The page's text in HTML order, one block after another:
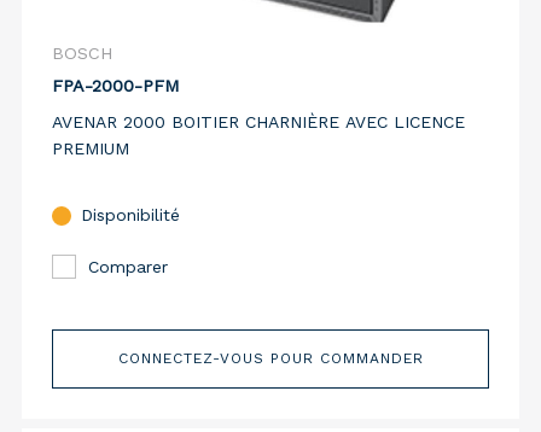
BOSCH
FPA-2000-PFM
AVENAR 2000 BOITIER CHARNIÈRE AVEC LICENCE
PREMIUM
Disponibilité
Comparer
CONNECTEZ-VOUS POUR COMMANDER